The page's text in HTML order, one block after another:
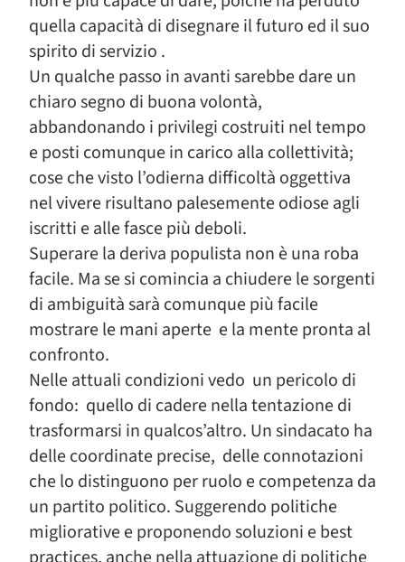
quella capacità di disegnare il futuro ed il suo
spirito di servizio .
Un qualche passo in avanti sarebbe dare un
chiaro segno di buona volontà,
abbandonando i privilegi costruiti nel tempo
e posti comunque in carico alla collettività;
cose che visto l’odierna difficoltà oggettiva
nel vivere risultano palesemente odiose agli
iscritti e alle fasce più deboli.
Superare la deriva populista non è una roba
facile. Ma se si comincia a chiudere le sorgenti
di ambiguità sarà comunque più facile
mostrare le mani aperte e la mente pronta al
confronto.
Nelle attuali condizioni vedo un pericolo di
fondo: quello di cadere nella tentazione di
trasformarsi in qualcos’altro. Un sindacato ha
delle coordinate precise, delle connotazioni
che lo distinguono per ruolo e competenza da
un partito politico. Suggerendo politiche
migliorative e proponendo soluzioni e best